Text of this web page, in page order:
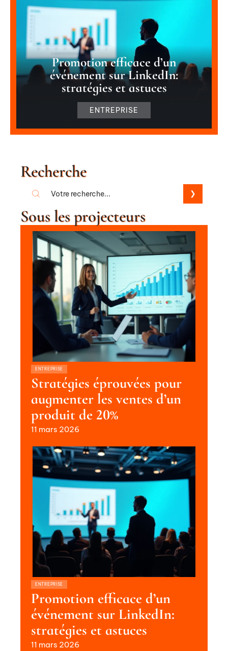
Promotion efficace d’un
événement sur LinkedIn:
stratégies et astuces
ENTREPRISE
Recherche
Sous les projecteurs
ENTREPRISE
Stratégies éprouvées pour
augmenter les ventes d’un
produit de 20%
11 mars 2026
ENTREPRISE
Promotion efficace d’un
événement sur LinkedIn:
stratégies et astuces
11 mars 2026